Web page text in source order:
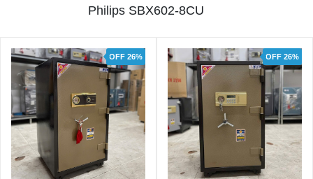
Philips SBX602-8CU
OFF 26% OFF 26%